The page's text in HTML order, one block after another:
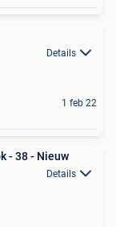
Details
1 feb 22
- 38 - Nieuw
Details